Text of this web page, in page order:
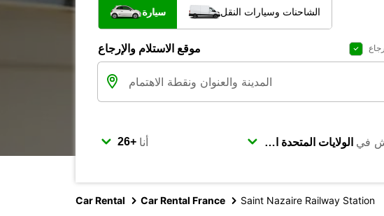
سيارة الشاحنات وسيارات النقل
موقع الاستلام والإرجاع
أنا في
Car Rental Car Rental France Saint Nazaire Railway Station